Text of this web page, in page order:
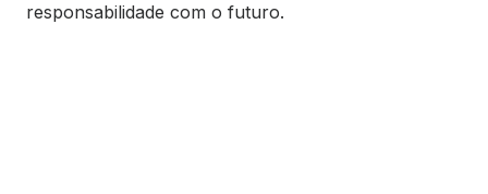
responsabilidade com o futuro.